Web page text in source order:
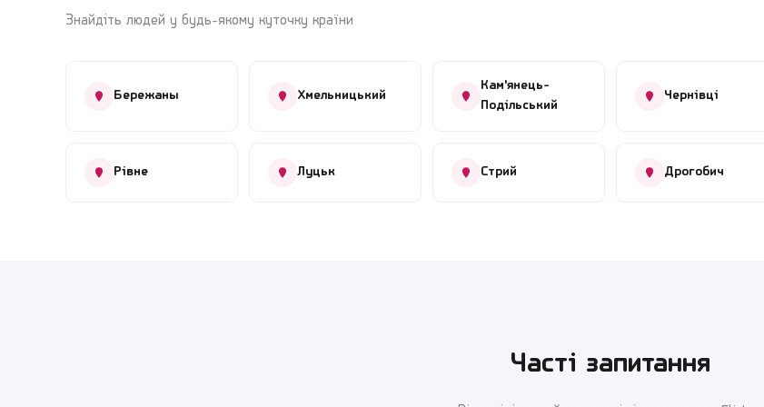
Знайдіть людей у будь-якому куточку країни
Бережаны Хмельницький
Кам'янець-
Подільський
Чернівці
Рівне Луцьк Стрий Дрогобич
Часті запитання